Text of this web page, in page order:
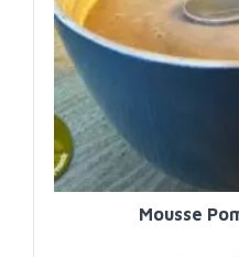
Mousse